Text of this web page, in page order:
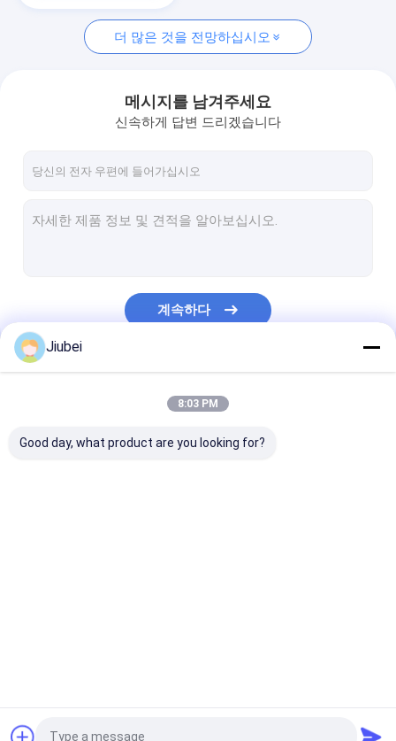
에어백 발사더 많은 것을 전망하십시오
메시지를 남겨주세요
신속하게 답변 드리겠습니다
계속하다
Jiubei
8:03 PM
Good day, what product are you looking for?